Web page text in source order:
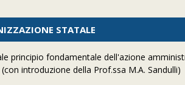
STATALE
principio fondamentale dell'azione
introduzione della Prof.ssa M.A. Sandulli)